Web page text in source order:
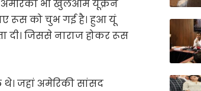
अमेरिका भी खुलेआम यूक्रेन
रूस को चुभ गई है। हुआ यूं
जिससे नाराज होकर रूस
थे। जहां अमेरिकी सांसद